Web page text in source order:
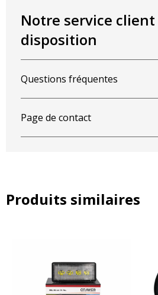
Dimensions en mm :
Largeur : 110mm
Hauteur : 120mm
Profondeur : 96mm
Notre service
disposition
Questions fréquentes
Page de contact
Produits similaires